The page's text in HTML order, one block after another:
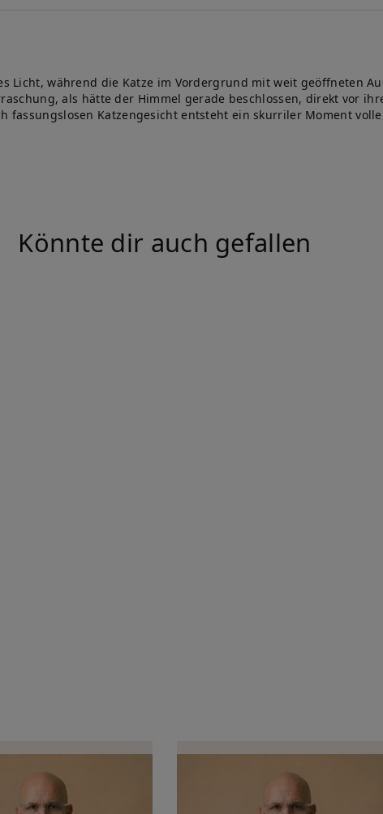
Licht, während die Katze im Vordergrund mit weit geöffneten
als hätte der Himmel gerade beschlossen, direkt vor
fassungslosen Katzengesicht entsteht ein skurriler Moment
Könnte dir auch gefallen